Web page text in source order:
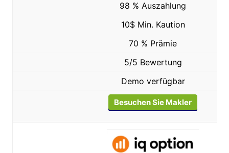
98 % Auszahlung
10$ Min. Kaution
70 % Prämie
5/5 Bewertung
Demo verfügbar
Besuchen Sie Makler